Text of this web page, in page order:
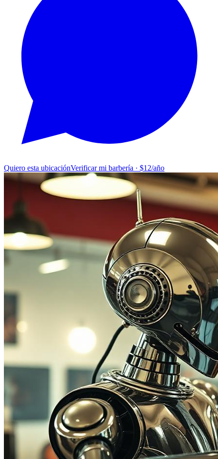
Quiero esta ubicaciónVerificar mi barbería · $12/año